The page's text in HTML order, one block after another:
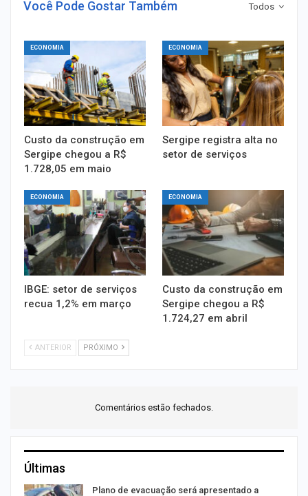
Todos
Você Pode Gostar Também
ECONOMIA
Custo da construção em
Sergipe chegou a R$
1.728,05 em maio
ECONOMIA
Sergipe registra alta no
setor de serviços
ECONOMIA
IBGE: setor de serviços
recua 1,2% em março
ECONOMIA
Custo da construção em
Sergipe chegou a R$
1.724,27 em abril
ANTERIOR PRÓXIMO
Comentários estão fechados.
Últimas
Plano de evacuação será apresentado a